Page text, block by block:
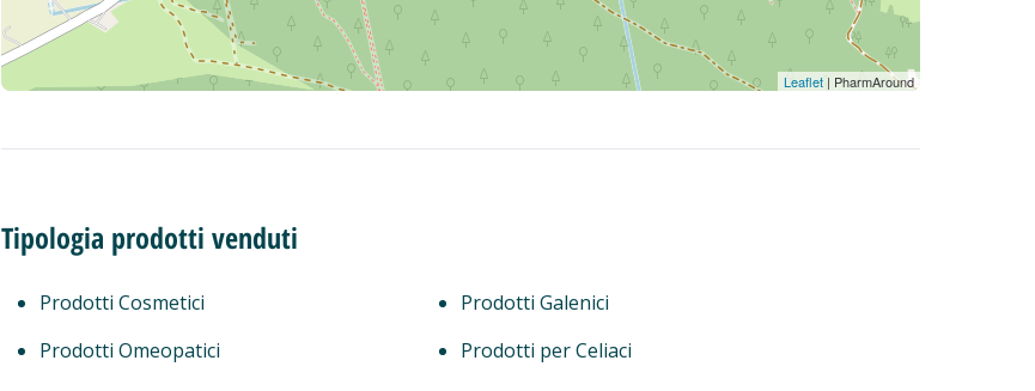
Leaflet | PharmAround
Tipologia prodotti venduti
Prodotti Cosmetici
Prodotti Galenici
Prodotti Omeopatici
Prodotti per Celiaci